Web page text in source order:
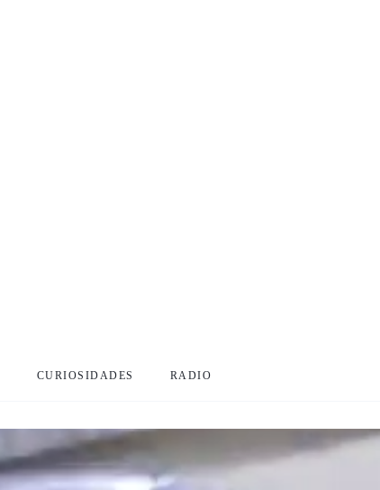
CURIOSIDADES RADIO